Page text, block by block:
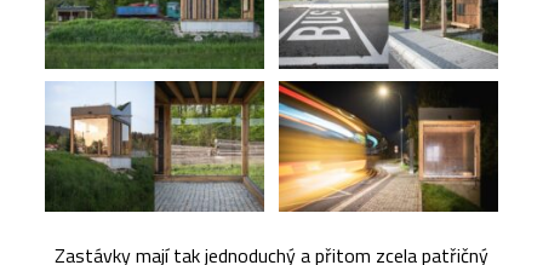
Zastávky mají tak jednoduchý a přitom zcela patřičný